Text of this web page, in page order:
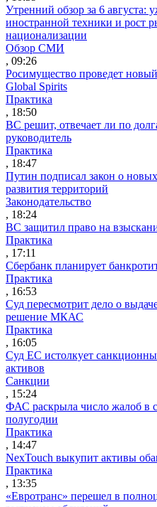
Утренний обзор за 6 августа:
иностранной техники и рост
национализации
Обзор СМИ
, 09:26
Росимущество проведет
Global Spirits
Практика
, 18:50
ВС решит, отвечает ли по
руководитель
Практика
, 18:47
Путин подписал закон о
развития территорий
Законодательство
, 18:24
ВС защитил право на
Практика
, 17:11
Сбербанк планирует
Практика
, 16:53
Суд пересмотрит дело о
решение МКАС
Практика
, 16:05
Суд ЕС истолкует
активов
Санкции
, 15:24
ФАС раскрыла число жалоб в
полугодии
Практика
, 14:47
NexTouch выкупит активы
Практика
, 13:35
«Евротранс» перешел в